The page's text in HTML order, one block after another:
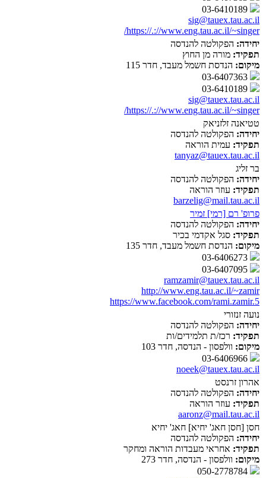
sig@tauex.tau.ac.il
https://.://www.eng.tau.ac.il/~singer/
יחידה: הפקולטה להנדסה
תפקיד: מורה מן החוץ
מיקום: הנדסת חשמל מעבד, חדר 115
sig@tauex.tau.ac.il
https://.://www.eng.tau.ac.il/~singer/
טטיאנה זלזניאק
יחידה: הפקולטה להנדסה
תפקיד: עמית הוראה
tanyaz@tauex.tau.ac.il
בר זליג
יחידה: הפקולטה להנדסה
תפקיד: עוזר הוראה
barzelig@mail.tau.ac.il
פרופ' רם [רמי] זמיר
יחידה: הפקולטה להנדסה
תפקיד: סגל אקדמי בכיר
מיקום: הנדסת חשמל מעבד, חדר 135
ramzamir@tauex.tau.ac.il
http://www.eng.tau.ac.il/~zamir
https://www.facebook.com/rami.zamir.5
נועה זנזורי
יחידה: הפקולטה להנדסה
תפקיד: רכז/ת תלמידים/ות
מיקום: וולפסון - הנדסה, חדר 103
noeek@tauex.tau.ac.il
אהרון זרנסט
יחידה: הפקולטה להנדסה
תפקיד: עוזר הוראה
aaronz@mail.tau.ac.il
חסן [חסן חאג' יחיא] חאג' יחיא
יחידה: הפקולטה להנדסה
תפקיד: אחראי מעבדות הוראה ומחקר
מיקום: וולפסון - הנדסה, חדר 273